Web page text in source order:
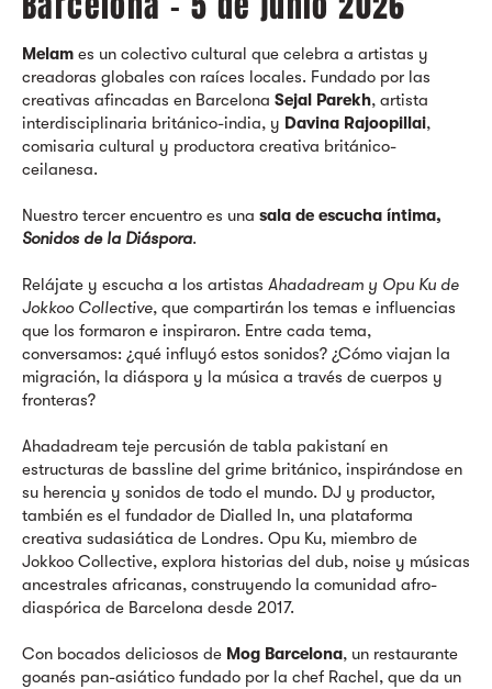
Melam es un colectivo cultural que celebra a artistas y
creadoras globales con raíces locales. Fundado por las
creativas afincadas en Barcelona Sejal Parekh, artista
interdisciplinaria británico-india, y Davina Rajoopillai,
comisaria cultural y productora creativa británico-
ceilanesa.
Nuestro tercer encuentro es una sala de escucha íntima,
Sonidos de la Diáspora.
Relájate y escucha a los artistas Ahadadream y Opu Ku de
Jokkoo Collective, que compartirán los temas e influencias
que los formaron e inspiraron. Entre cada tema,
conversamos: ¿qué influyó estos sonidos? ¿Cómo viajan la
migración, la diáspora y la música a través de cuerpos y
fronteras?
Ahadadream teje percusión de tabla pakistaní en
estructuras de bassline del grime británico, inspirándose en
su herencia y sonidos de todo el mundo. DJ y productor,
también es el fundador de Dialled In, una plataforma
creativa sudasiática de Londres. Opu Ku, miembro de
Jokkoo Collective, explora historias del dub, noise y músicas
ancestrales africanas, construyendo la comunidad afro-
diaspórica de Barcelona desde 2017.
Con bocados deliciosos de Mog Barcelona, un restaurante
goanés pan-asiático fundado por la chef Rachel, que da un